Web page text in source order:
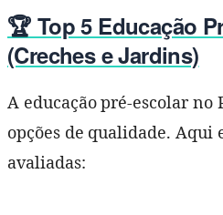
🏆 Top 5 Educação
(Creches e Jardins)
A educação pré-escolar no
opções de qualidade. Aqui
avaliadas: